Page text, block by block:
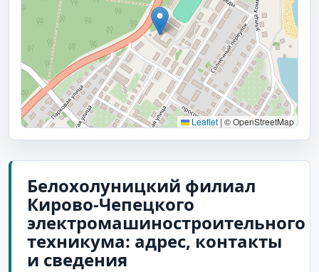
Leaflet | © OpenStreetMap
Белохолуницкий филиал
Кирово-Чепецкого
электромашиностроительного
техникума: адрес, контакты
и сведения